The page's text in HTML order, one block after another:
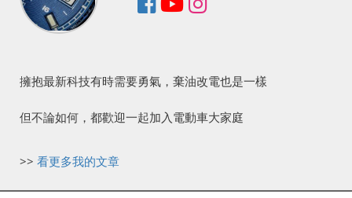
擁抱最新科技有時需要勇氣，棄油改電也是一樣
但不論如何，都歡迎一起加入電動車大家庭
>> 看更多我的文章